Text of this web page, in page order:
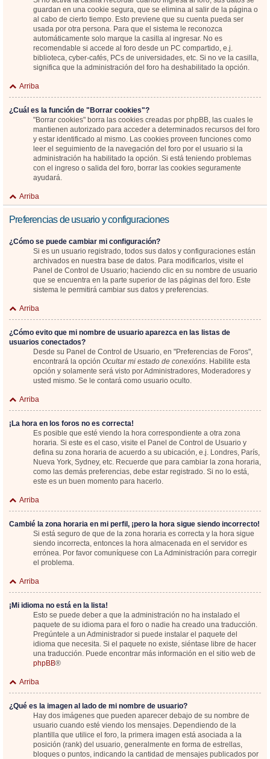
guardan en una cookie segura, que se elimina al salir de la página o
al cabo de cierto tiempo. Esto previene que su cuenta pueda ser
usada por otra persona. Para que el sistema le reconozca
automáticamente solo marque la casilla al ingresar. No es
recomendable si accede al foro desde un PC compartido, e.j.
biblioteca, cyber-cafés, PCs de universidades, etc. Si no ve la casilla,
significa que la administración del foro ha deshabilitado la opción.
Arriba
¿Cuál es la función de "Borrar cookies"?
"Borrar cookies" borra las cookies creadas por phpBB, las cuales le
mantienen autorizado para acceder a determinados recursos del foro
y estar identificado al mismo. Las cookies proveen funciones como
leer el seguimiento de la navegación del foro por el usuario si la
administración ha habilitado la opción. Si está teniendo problemas
con el ingreso o salida del foro, borrar las cookies seguramente
ayudará.
Arriba
Preferencias de usuario y configuraciones
¿Cómo se puede cambiar mi configuración?
Si es un usuario registrado, todos sus datos y configuraciones están
archivados en nuestra base de datos. Para modificarlos, visite el
Panel de Control de Usuario; haciendo clic en su nombre de usuario
que se encuentra en la parte superior de las páginas del foro. Este
sistema le permitirá cambiar sus datos y preferencias.
Arriba
¿Cómo evito que mi nombre de usuario aparezca en las listas de
usuarios conectados?
Desde su Panel de Control de Usuario, en "Preferencias de Foros",
encontrará la opción Ocultar mi estado de conexións. Habilite esta
opción y solamente será visto por Administradores, Moderadores y
usted mismo. Se le contará como usuario oculto.
Arriba
¡La hora en los foros no es correcta!
Es posible que esté viendo la hora correspondiente a otra zona
horaria. Si este es el caso, visite el Panel de Control de Usuario y
defina su zona horaria de acuerdo a su ubicación, e.j. Londres, París,
Nueva York, Sydney, etc. Recuerde que para cambiar la zona horaria,
como las demás preferencias, debe estar registrado. Si no lo está,
este es un buen momento para hacerlo.
Arriba
Cambié la zona horaria en mi perfil, ¡pero la hora sigue siendo incorrecto!
Si está seguro de que de la zona horaria es correcta y la hora sigue
siendo incorrecta, entonces la hora almacenada en el servidor es
errónea. Por favor comuníquese con La Administración para corregir
el problema.
Arriba
¡Mi idioma no está en la lista!
Esto se puede deber a que la administración no ha instalado el
paquete de su idioma para el foro o nadie ha creado una traducción.
Pregúntele a un Administrador si puede instalar el paquete del
idioma que necesita. Si el paquete no existe, siéntase libre de hacer
una traducción. Puede encontrar más información en el sitio web de
phpBB®
Arriba
¿Qué es la imagen al lado de mi nombre de usuario?
Hay dos imágenes que pueden aparecer debajo de su nombre de
usuario cuando esté viendo los mensajes. Dependiendo de la
plantilla que utilice el foro, la primera imagen está asociada a la
posición (rank) del usuario, generalmente en forma de estrellas,
bloques o puntos, indicando la cantidad de mensajes publicados por